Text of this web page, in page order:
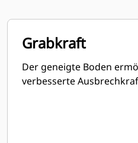
Grabkraft
Der geneigte Boden
verbesserte